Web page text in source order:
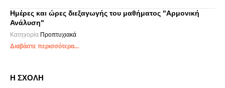
Ημέρες και ώρες διεξαγωγής του μαθήματος "Αρμονική
Ανάλυση"
Κατηγορία Προπτυχιακά
Διαβάστε περισσότερα...
Η ΣΧΟΛΗ